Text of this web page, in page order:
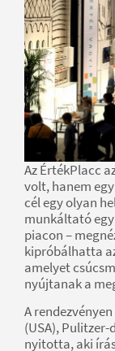
Az ÉrtékPlacc
volt, hanem
cél egy olyan
munkáltató
piacon –
kipróbálhatta
amelyet
nyújtanak a
A
(USA),
nyitotta, aki